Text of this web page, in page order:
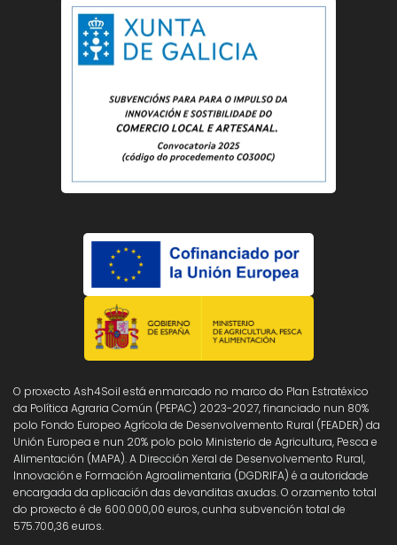
O proxecto Ash4Soil está enmarcado no marco do Plan Estratéxico
da Política Agraria Común (PEPAC) 2023-2027, financiado nun 80%
polo Fondo Europeo Agrícola de Desenvolvemento Rural (FEADER) da
Unión Europea e nun 20% polo polo Ministerio de Agricultura, Pesca e
Alimentación (MAPA). A Dirección Xeral de Desenvolvemento Rural,
Innovación e Formación Agroalimentaria (DGDRIFA) é a autoridade
encargada da aplicación das devanditas axudas. O orzamento total
do proxecto é de 600.000,00 euros, cunha subvención total de
575.700,36 euros.